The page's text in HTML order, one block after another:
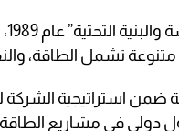
تشمل الطاقة، والنفط
ضمن استراتيجية
دولي في مشاريع